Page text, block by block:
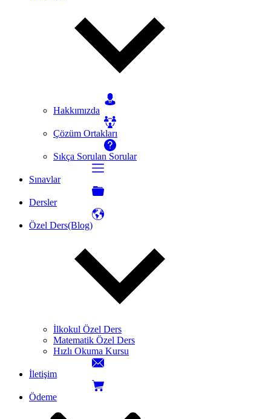
Hakkımızda
Çözüm Ortakları
Sıkça Sorulan Sorular
Sınavlar
Dersler
Özel Ders(Blog)
İlkokul Özel Ders
Matematik Özel Ders
Hızlı Okuma Kursu
İletişim
Ödeme